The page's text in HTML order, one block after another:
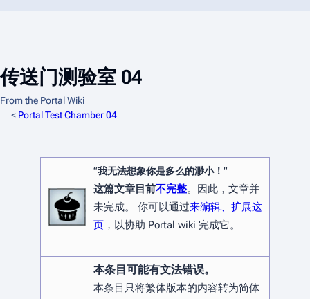
传送门测验室 04
From the Portal Wiki
< Portal Test Chamber 04
“我无法想象你是多么的渺小！ ”
这篇文章目前不完整。因此，文章并
未完成。 你可以通过来编辑、扩展这
页，以协助 Portal wiki 完成它。
本条目可能有文法错误。
本条目只将繁体版本的内容转为简体